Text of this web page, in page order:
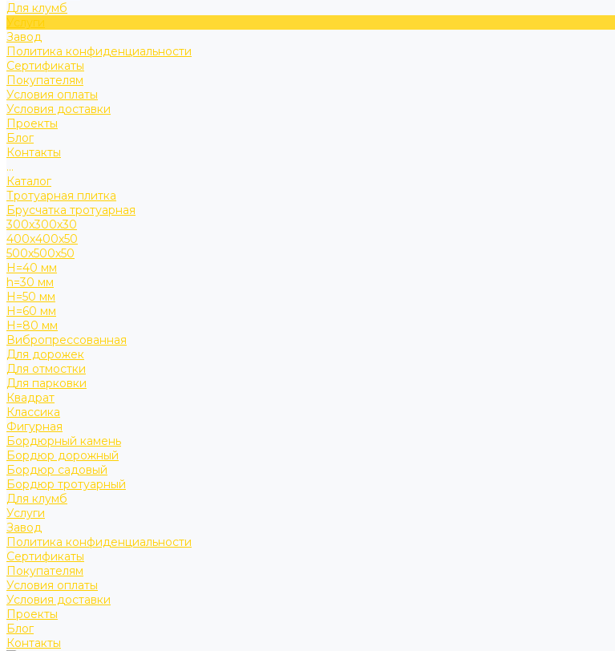
Для клумб
Услуги
Завод
Политика конфиденциальности
Сертификаты
Покупателям
Условия оплаты
Условия доставки
Проекты
Блог
Контакты
...
Каталог
Тротуарная плитка
Брусчатка тротуарная
300х300х30
400х400х50
500х500х50
H=40 мм
h=30 мм
H=50 мм
H=60 мм
H=80 мм
Вибропрессованная
Для дорожек
Для отмостки
Для парковки
Квадрат
Классика
Фигурная
Бордюрный камень
Бордюр дорожный
Бордюр садовый
Бордюр тротуарный
Для клумб
Услуги
Завод
Политика конфиденциальности
Сертификаты
Покупателям
Условия оплаты
Условия доставки
Проекты
Блог
Контакты